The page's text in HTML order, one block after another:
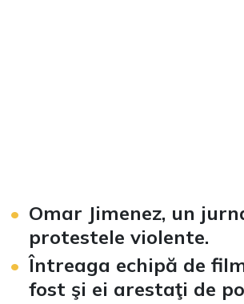
Omar Jimenez, un
protestele violente.
Întreaga echipă de
fost şi ei arestaţi de